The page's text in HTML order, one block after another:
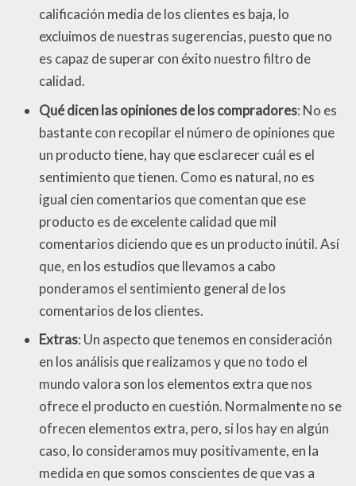
calificación media de los clientes es baja, lo
excluimos de nuestras sugerencias, puesto que no
es capaz de superar con éxito nuestro filtro de
calidad.
Qué dicen las opiniones de los compradores: No es
bastante con recopilar el número de opiniones que
un producto tiene, hay que esclarecer cuál es el
sentimiento que tienen. Como es natural, no es
igual cien comentarios que comentan que ese
producto es de excelente calidad que mil
comentarios diciendo que es un producto inútil. Así
que, en los estudios que llevamos a cabo
ponderamos el sentimiento general de los
comentarios de los clientes.
Extras: Un aspecto que tenemos en consideración
en los análisis que realizamos y que no todo el
mundo valora son los elementos extra que nos
ofrece el producto en cuestión. Normalmente no se
ofrecen elementos extra, pero, si los hay en algún
caso, lo consideramos muy positivamente, en la
medida en que somos conscientes de que vas a